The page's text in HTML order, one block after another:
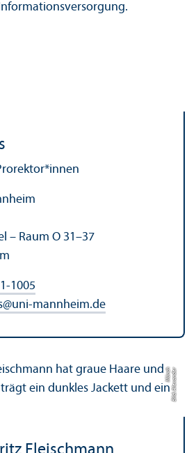
– Raum O 31–37
1005
@uni-mannheim.de
Bil
d:
Al
e
x
a
n
d
e
r
M
ü
n
c
h